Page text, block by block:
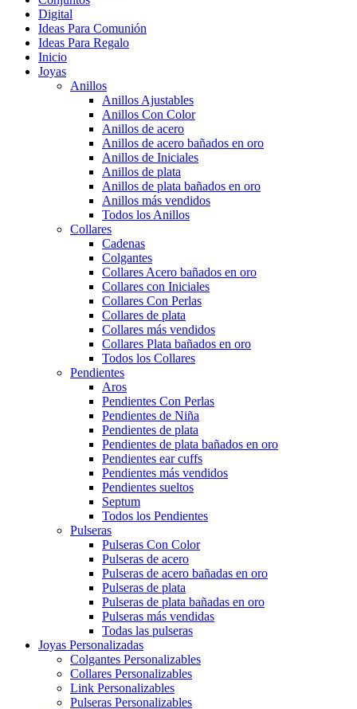
Digital
Ideas Para Comunión
Ideas Para Regalo
Inicio
Joyas
Anillos
Anillos Ajustables
Anillos Con Color
Anillos de acero
Anillos de acero bañados en oro
Anillos de Iniciales
Anillos de plata
Anillos de plata bañados en oro
Anillos más vendidos
Todos los Anillos
Collares
Cadenas
Colgantes
Collares Acero bañados en oro
Collares con Iniciales
Collares Con Perlas
Collares de plata
Collares más vendidos
Collares Plata bañados en oro
Todos los Collares
Pendientes
Aros
Pendientes Con Perlas
Pendientes de Niña
Pendientes de plata
Pendientes de plata bañados en oro
Pendientes ear cuffs
Pendientes más vendidos
Pendientes sueltos
Septum
Todos los Pendientes
Pulseras
Pulseras Con Color
Pulseras de acero
Pulseras de acero bañadas en oro
Pulseras de plata
Pulseras de plata bañadas en oro
Pulseras más vendidas
Todas las pulseras
Joyas Personalizadas
Colgantes Personalizables
Collares Personalizables
Link Personalizables
Pulseras Personalizables